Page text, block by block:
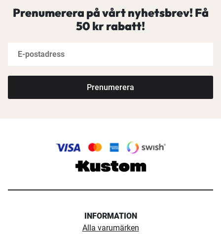
Prenumerera på vårt nyhetsbrev! Få
50 kr rabatt!
Prenumerera
INFORMATION
Alla varumärken